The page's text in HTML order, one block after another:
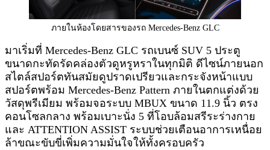
ภายในห้องโดยสารของรถ Mercedes-Benz GLC
มาเริ่มที่ Mercedes-Benz GLC รถเบนซ์ SUV 5 ประตู
ขนาดกะทัดรัดคล่องตัวดูหรูหราในทุกมิติ ดีไซน์ภายนอก
สไตล์สปอร์ตทันสมัยดูปราดเปรียวและกระจังหน้าแบบ
สปอร์ตพร้อม Mercedes-Benz Pattern ภายในตกแต่งด้วย
วัสดุพรีเมียม พร้อมจอระบบ MBUX ขนาด 11.9 นิ้ว ตรง
คอนโซลกลาง พร้อมเบาะนั่ง 5 ที่โอบล้อมสรีระร่างกาย
และ ATTENTION ASSIST ระบบช่วยเตือนอาการเหนื่อย
ล้าขณะขับขี่เพิ่มความมั่นใจให้ทั้งครอบครัว